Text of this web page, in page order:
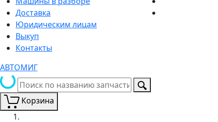
Доставка
Юридическим лицам
Выкуп
Контакты
АВТОМИГ
Корзина